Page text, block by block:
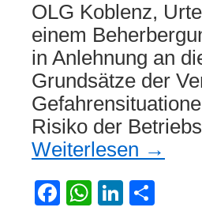
OLG Koblenz,
einem
in Anlehnung an
Grundsätze der
Risiko der
Weiterlesen →
Facebook
WhatsApp